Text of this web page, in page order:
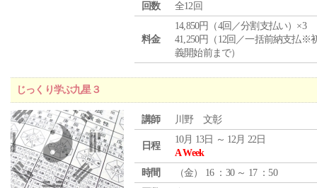
回数
全12回
料金
14,850円（4回／分割支払い）×3
41,250円（12回／一括前納支払※
義開始前まで）
じっくり学ぶ九星３
講師 川野 文彰
日程
10月 13日 ～ 12月 22日
A Week
時間
（金） 16 ：30 ～ 17 ：50